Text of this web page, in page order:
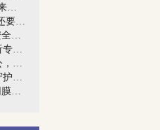
“医生，我整个胃都被切除了，未来还能正...
坚持“防疫三件套”，牢记“防护五还要”...
核酸检测请上“车”，移动式生物安全实验...
身体总怕冷，阳虚如何调理？且听专家怎么说
母亲失明女儿耳聋，面对命运不公，她们笑...
​生命孕育的最初1000天，该如何守护好母...
“眼底相机”预知疾病，糖尿病视网膜病变...